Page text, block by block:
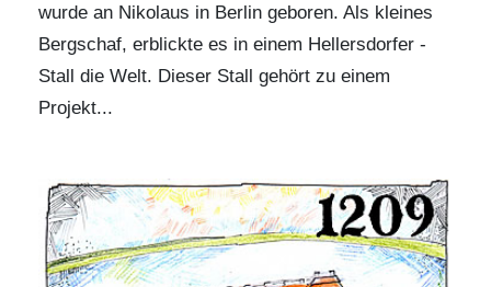
wurde an Nikolaus in Berlin geboren. Als kleines
Bergschaf, erblickte es in einem Hellersdorfer -
Stall die Welt. Dieser Stall gehört zu einem
Projekt...